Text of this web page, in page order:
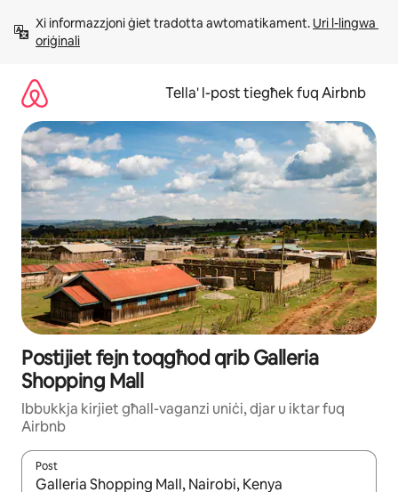
għall-
kontenut
Xi informazzjoni ġiet tradotta awtomatikament. Uri l-lingwa
oriġinali
Tella' l-post tiegħek fuq Airbnb
Postijiet fejn toqgħod qrib Galleria
Shopping Mall
Ibbukkja kirjiet għall-vaganzi uniċi, djar u iktar fuq
Airbnb
Post
Meta r-riżultati jkunu disponibbli, tista' tmur minn riżultat